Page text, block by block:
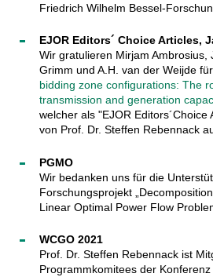
Friedrich Wilhelm Bessel-
EJOR Editors´ Choice Articles,
Wir gratulieren Mirjam Ambrosius,
Grimm und A.H. van der Weijde
bidding zone configurations: The
transmission and generation
welcher als "EJOR Editors´Choice
von Prof. Dr. Steffen Rebennack
PGMO
Wir bedanken uns für die
Forschungsprojekt
Linear Optimal Power Flow
WCGO 2021
Prof. Dr. Steffen Rebennack ist
Programmkomitees der